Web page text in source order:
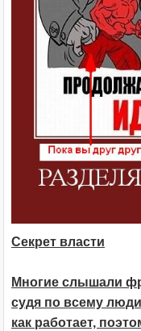
Секрет власти
Многие слышали
судя по всему
как работает,